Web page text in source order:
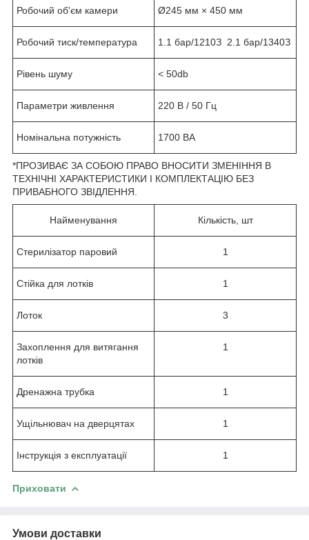
Робочий об'єм камери Ø245 мм × 450 мм
Робочий тиск/температура 1.1 бар/1210З 2.1 бар/1340З
Рівень шуму < 50db
Параметри живлення 220 В / 50 Гц
Номінальна потужність 1700 ВА
*ПРОЗИВАЄ ЗА СОБОЮ ПРАВО ВНОСИТИ ЗМЕНІННЯ В
ТЕХНІЧНІ ХАРАКТЕРИСТИКИ І КОМПЛЕКТАЦІЮ БЕЗ
ПРИВАБНОГО ЗВІДЛЕННЯ.
Найменування Кількість, шт
Стерилізатор паровий 1
Стійка для лотків 1
Лоток 3
Захоплення для витягання
лотків
1
Дренажна трубка 1
Ущільнювач на дверцятах 1
Інструкція з експлуатації 1
Приховати
Умови доставки